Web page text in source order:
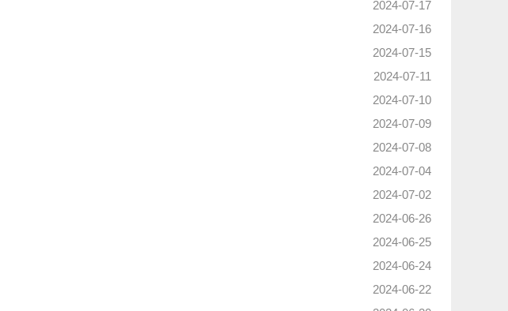
2024-07-17
2024-07-16
2024-07-15
2024-07-11
2024-07-10
2024-07-09
2024-07-08
2024-07-04
2024-07-02
2024-06-26
2024-06-25
2024-06-24
2024-06-22